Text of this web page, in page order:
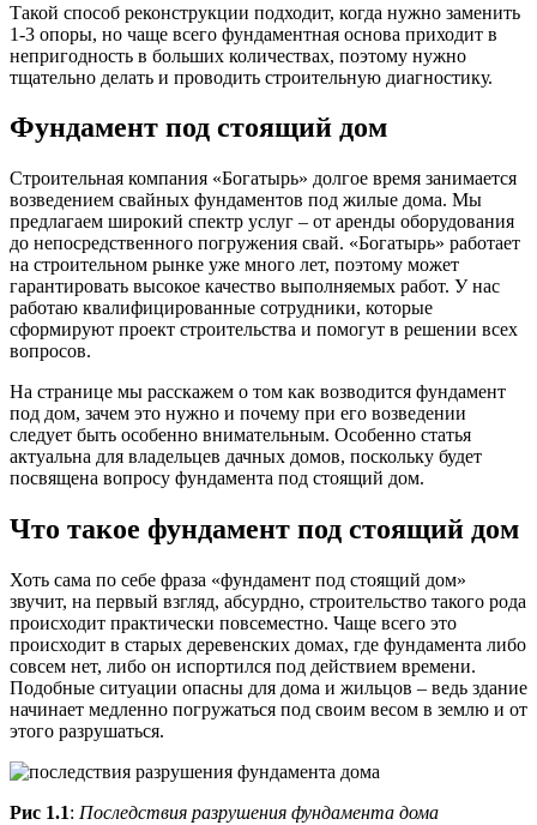
Такой способ реконструкции подходит, когда нужно заменить
1-3 опоры, но чаще всего фундаментная основа приходит в
непригодность в больших количествах, поэтому нужно
тщательно делать и проводить строительную диагностику.
Фундамент под стоящий дом
Строительная компания «Богатырь» долгое время занимается
возведением свайных фундаментов под жилые дома. Мы
предлагаем широкий спектр услуг – от аренды оборудования
до непосредственного погружения свай. «Богатырь» работает
на строительном рынке уже много лет, поэтому может
гарантировать высокое качество выполняемых работ. У нас
работаю квалифицированные сотрудники, которые
сформируют проект строительства и помогут в решении всех
вопросов.
На странице мы расскажем о том как возводится фундамент
под дом, зачем это нужно и почему при его возведении
следует быть особенно внимательным. Особенно статья
актуальна для владельцев дачных домов, поскольку будет
посвящена вопросу фундамента под стоящий дом.
Что такое фундамент под стоящий дом
Хоть сама по себе фраза «фундамент под стоящий дом»
звучит, на первый взгляд, абсурдно, строительство такого рода
происходит практически повсеместно. Чаще всего это
происходит в старых деревенских домах, где фундамента либо
совсем нет, либо он испортился под действием времени.
Подобные ситуации опасны для дома и жильцов – ведь здание
начинает медленно погружаться под своим весом в землю и от
этого разрушаться.
Рис 1.1: Последствия разрушения фундамента дома